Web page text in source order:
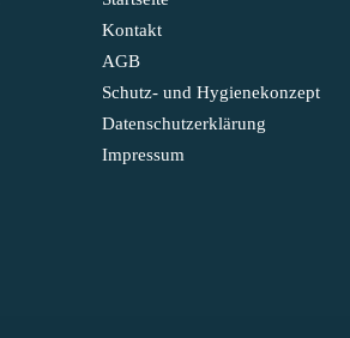
Kontakt
AGB
Schutz- und Hygienekonzept
Datenschutzerklärung
Impressum